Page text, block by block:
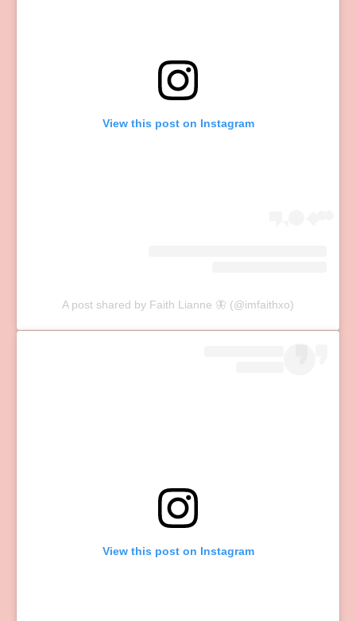
View this post on Instagram
A post shared by Faith Lianne 🦋 (@imfaithxo)
View this post on Instagram